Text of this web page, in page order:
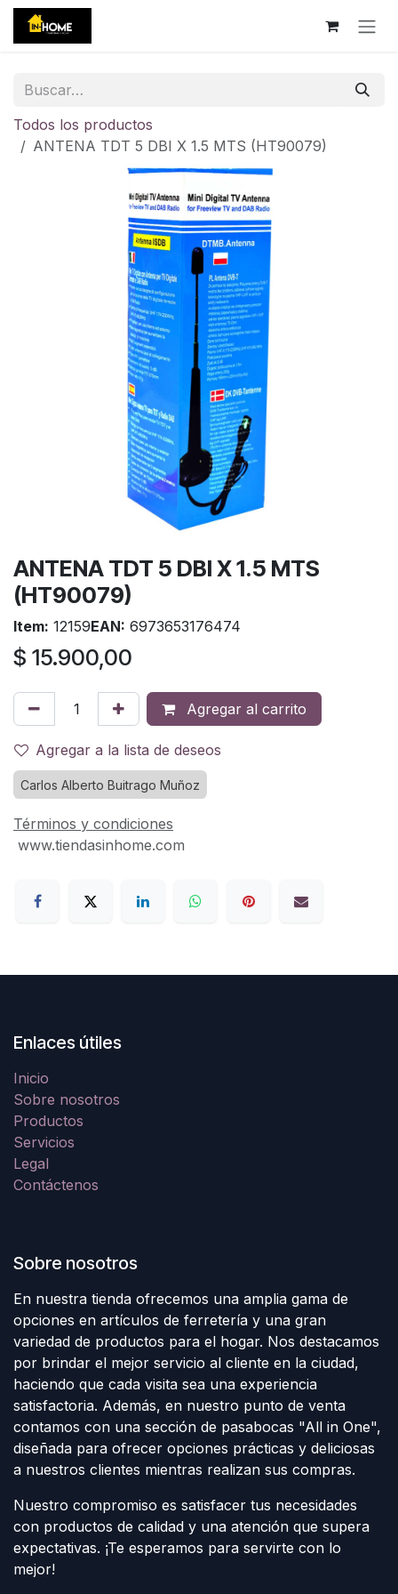
Ir al contenido
Todos los productos
ANTENA TDT 5 DBI X 1.5 MTS (HT90079)
ANTENA TDT 5 DBI X 1.5 MTS
(HT90079)
Item: 12159EAN: 6973653176474
$ 15.900,00
Agregar al carrito
Agregar a la lista de deseos
Carlos Alberto Buitrago Muñoz
Términos y condiciones
www.tiendasinhome.com
Enlaces útiles
Inicio
Sobre nosotros
Productos
Servicios
Legal
Contáctenos
Sobre nosotros
En nuestra tienda ofrecemos una amplia gama de
opciones en artículos de ferretería y una gran
variedad de productos para el hogar. Nos destacamos
por brindar el mejor servicio al cliente en la ciudad,
haciendo que cada visita sea una experiencia
satisfactoria. Además, en nuestro punto de venta
contamos con una sección de pasabocas "All in One",
diseñada para ofrecer opciones prácticas y deliciosas
a nuestros clientes mientras realizan sus compras.
Nuestro compromiso es satisfacer tus necesidades
con productos de calidad y una atención que supera
expectativas. ¡Te esperamos para servirte con lo
mejor!